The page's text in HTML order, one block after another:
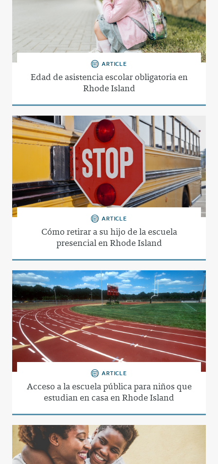
ARTICLE
Edad de asistencia escolar obligatoria en
Rhode Island
ARTICLE
Cómo retirar a su hijo de la escuela
presencial en Rhode Island
ARTICLE
Acceso a la escuela pública para niños que
estudian en casa en Rhode Island